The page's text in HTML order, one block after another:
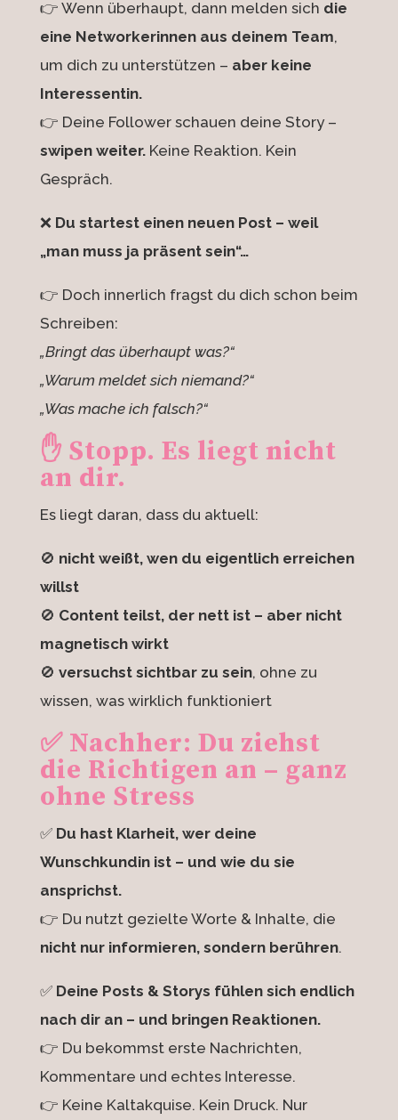
👉 Wenn überhaupt, dann melden sich die
eine Networkerinnen aus deinem Team,
um dich zu unterstützen – aber keine
Interessentin.
👉 Deine Follower schauen deine Story –
swipen weiter.Keine Reaktion. Kein
Gespräch.
❌ Du startest einen neuen Post – weil
„man muss ja präsent sein“…
👉 Doch innerlich fragst du dich schon beim
Schreiben:
„Bringt das überhaupt was?“
„Warum meldet sich niemand?“
„Was mache ich falsch?“
✋ Stopp. Es liegt nicht
an dir.
Es liegt daran, dass du aktuell:
🚫 nicht weißt, wen du eigentlich erreichen
willst
🚫 Content teilst, der nett ist – aber nicht
magnetisch wirkt
🚫 versuchst sichtbar zu sein, ohne zu
wissen, was wirklich funktioniert
✅ Nachher: Du ziehst
die Richtigen an – ganz
ohne Stress
✅ Du hast Klarheit, wer deine
Wunschkundin ist – und wie du sie
ansprichst.
👉 Du nutzt gezielte Worte & Inhalte, die
nicht nur informieren, sondern berühren.
✅ Deine Posts & Storys fühlen sich endlich
nach dir an – und bringen Reaktionen.
👉 Du bekommst erste Nachrichten,
Kommentare und echtes Interesse.
👉 Keine Kaltakquise. Kein Druck. Nur